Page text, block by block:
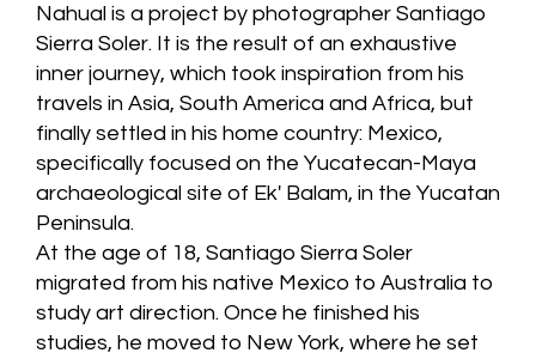
Nahual is a project by photographer Santiago
Sierra Soler. It is the result of an exhaustive
inner journey, which took inspiration from his
travels in Asia, South America and Africa, but
finally settled in his home country: Mexico,
specifically focused on the Yucatecan-Maya
archaeological site of Ek' Balam, in the Yucatan
Peninsula.
At the age of 18, Santiago Sierra Soler
migrated from his native Mexico to Australia to
study art direction. Once he finished his
studies, he moved to New York, where he set